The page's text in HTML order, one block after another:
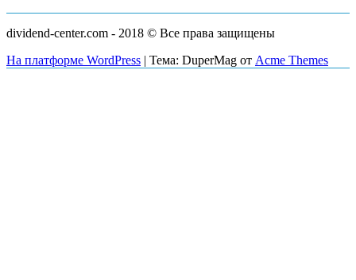
dividend-center.com - 2018 © Все права защищены
На платформе WordPress | Тема: DuperMag от Acme Themes